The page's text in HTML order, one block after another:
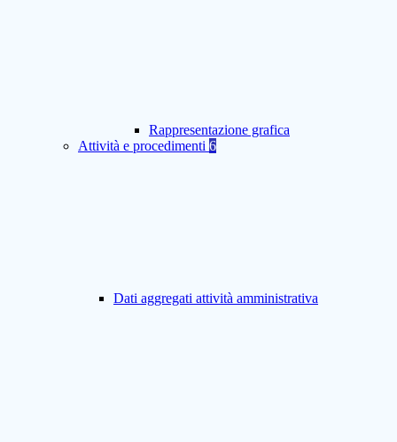
Rappresentazione grafica
Attività e procedimenti 6
Dati aggregati attività amministrativa